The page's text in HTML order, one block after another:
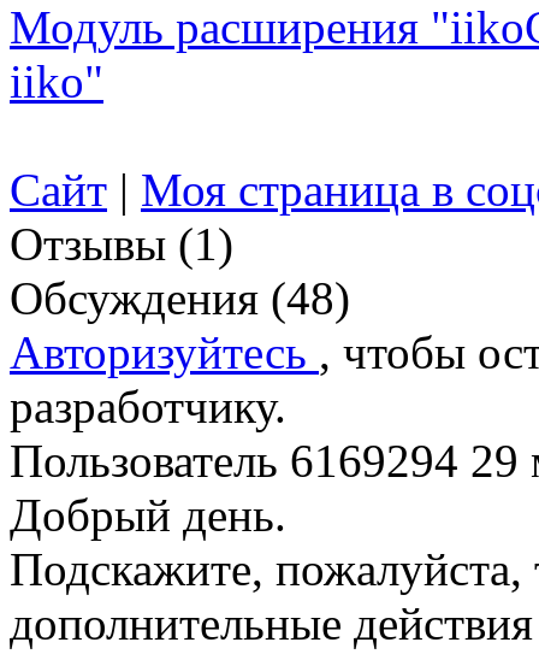
Модуль расширения
iiko"
Сайт | Моя страница в
Отзывы (1)
Обсуждения (48)
Авторизуйтесь , чтобы
разработчику.
Пользователь 6169294 29
Добрый день.
Подскажите, пожалуйста,
дополнительные